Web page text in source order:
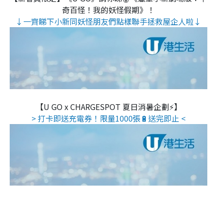
奇百怪！我的妖怪假期》！
↓一齊睇下小新同妖怪朋友們點樣聯手拯救屋企人啦↓
【U GO x CHARGESPOT 夏日消暑企劃⚡】
> 打卡即送充電券！限量1000張🔋送完即止 <